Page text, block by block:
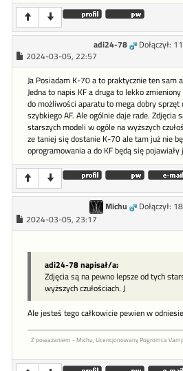
adi24-78
Dołączył:
2024-03-05, 22:57
Ja Posiadam K-70 a to praktycznie ten sam
Jedna to napis KF a druga to lekko
do możliwości aparatu to mega dobry
szybkiego AF. Ale ogólnie daje rade. Zdjęcia
starszych modeli w ogóle na wyższych
ze taniej się dostanie K-70 ale tam już nie
oprogramowania a do KF będą się pojawiały
Michu
Dołączył:
2024-03-05, 23:17
adi24-78 napisał/a:
Zdjęcia są na pewno lepsze od tych
wyższych czułościach. J
Ale jesteś tego całkowicie pewien w
Z poważaniem - Michu, Licencjonowany Pogromca